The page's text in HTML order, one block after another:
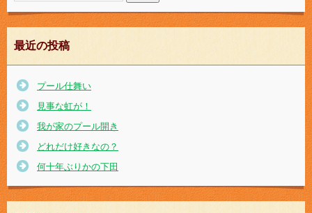
最近の投稿
プール仕舞い
見事な虹が！
我が家のプール開き
どれだけ好きなの？
何十年ぶりかの下田